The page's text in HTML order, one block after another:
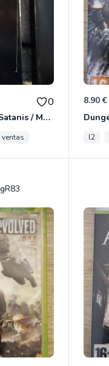
0
[RARE] JDR In Nomine Satanis / Magna Veritas – 1ère Édition BOÎTE (DOS BLANC, 1989) - CROC / Siroz
8.90 €
l2